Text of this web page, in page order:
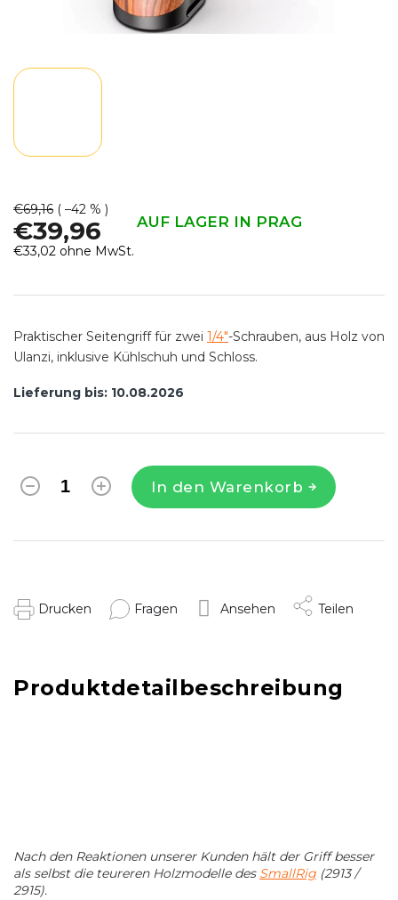
€69,16 ( –42 % )
€39,96 AUF LAGER IN PRAG
€33,02 ohne MwSt.
Lieferung bis: 10.08.2026
In den Warenkorb
Praktischer Seitengriff für zwei 1/4"-Schrauben, aus Holz von
Ulanzi, inklusive Kühlschuh und Schloss.
Drucken Fragen Ansehen Teilen
Produktdetailbeschreibung
Nach den Reaktionen unserer Kunden hält der Griff besser
als selbst die teureren Holzmodelle des SmallRig (2913 /
2915).